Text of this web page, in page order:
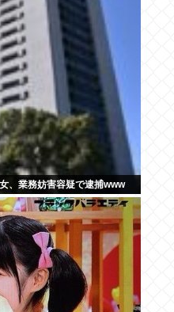
、業務妨害容疑で逮捕www